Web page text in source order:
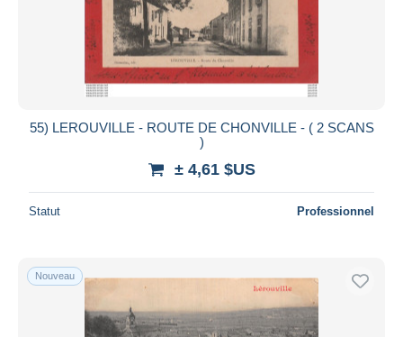
55) LEROUVILLE - ROUTE DE CHONVILLE - ( 2 SCANS
)
± 4,61 $US
Statut Professionnel
Nouveau